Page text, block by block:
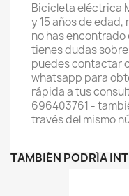
Bicicleta eléctrica
y 15 años de edad,
no has
tienes dudas
puedes contactar
whatsapp para
rápida a tus
696403761 -
través del mismo
TAMBIÉN PODRÍA